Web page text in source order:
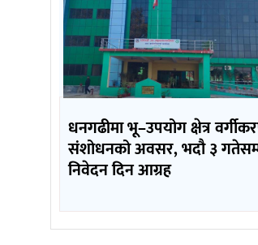
धनगढीमा भू–उपयोग क्षेत्र
संशोधनको अवसर, भदौ ३
निवेदन दिन आग्रह